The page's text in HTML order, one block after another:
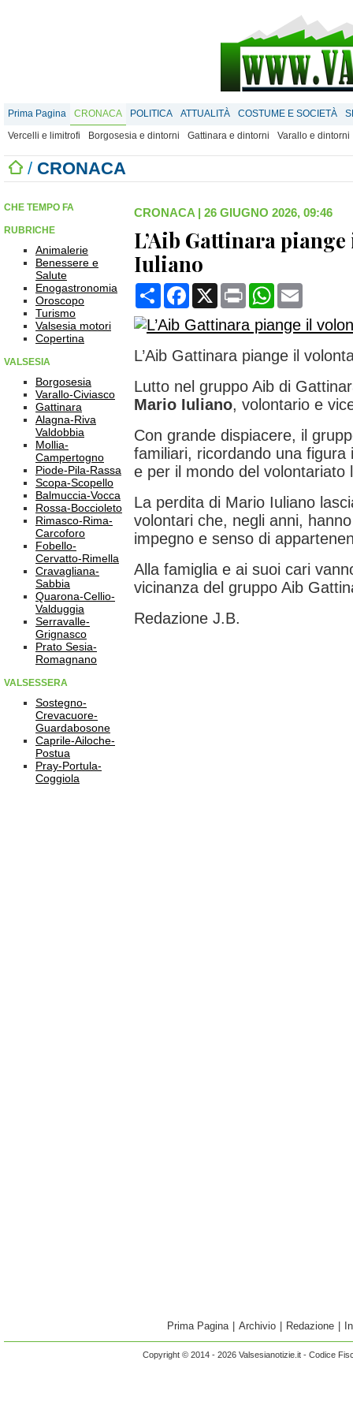
Prima Pagina CRONACA POLITICA ATTUALITÀ COSTUME E SOCIETÀ
Vercelli e limitrofi
Borgosesia e dintorni Gattinara e dintorni Varallo e dintorni
/ CRONACA
CHE TEMPO FA
RUBRICHE
Animalerie
Benessere e
Salute
Enogastronomia
Oroscopo
Turismo
Valsesia motori
Copertina
VALSESIA
Borgosesia
Varallo-Civiasco
Gattinara
Alagna-Riva
Valdobbia
Mollia-
Campertogno
Piode-Pila-Rassa
Scopa-Scopello
Balmuccia-Vocca
Rossa-Boccioleto
Rimasco-Rima-
Carcoforo
Fobello-
Cervatto-Rimella
Cravagliana-
Sabbia
Quarona-Cellio-
Valduggia
Serravalle-
Grignasco
Prato Sesia-
Romagnano
VALSESSERA
Sostegno-
Crevacuore-
Guardabosone
Caprile-Ailoche-
Postua
Pray-Portula-
Coggiola
CRONACA | 26 GIUGNO 2026, 09:46
L’Aib Gattinara
Iuliano
CondividiFacebook
X Print WhatsApp
L’Aib Gattinara piange il
Lutto nel gruppo Aib di
Mario Iuliano, volontario e
Con grande dispiacere, il
familiari, ricordando una
e per il mondo del volontariato
La perdita di Mario Iuliano
volontari che, negli anni,
impegno e senso di
Alla famiglia e ai suoi cari
vicinanza del gruppo Aib
Redazione J.B.
Prima Pagina Archivio Redazione
Copyright © 2014 - 2026 Valsesianotizie.it - Codice